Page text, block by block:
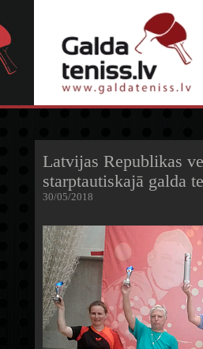
Latvijas Republikas
starptautiskajā galda
30/05/2018